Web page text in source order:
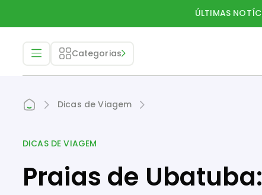
ÚLTIMAS
Categorias
Dicas de Viagem
DICAS DE VIAGEM
Praias de